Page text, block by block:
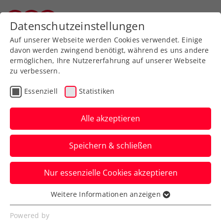
Aktuelle News
News filtern
Datenschutzeinstellungen
Auf unserer Webseite werden Cookies verwendet. Einige
davon werden zwingend benötigt, während es uns andere
ermöglichen, Ihre Nutzererfahrung auf unserer Webseite
zu verbessern.
Essenziell Statistiken
Alle akzeptieren
Speichern & schließen
Nur essenzielle Cookies akzeptieren
Essenziell
Essenzielle Cookies werden für grundlegende
Weitere Informationen anzeigen
Powered by